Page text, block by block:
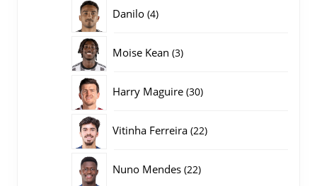
Danilo 44
Moise Kean 33
Harry Maguire 3030
Vitinha Ferreira 2222
Nuno Mendes 2222